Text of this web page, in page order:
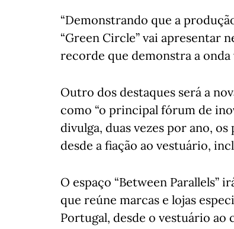
“Demonstrando que a
“Green Circle” vai apresentar
recorde que demonstra a onda
Outro dos destaques será a
como “o principal fórum de
divulga, duas vezes por ano,
desde a fiação ao vestuário,
O espaço “Between Parallels”
que reúne marcas e lojas
Portugal, desde o vestuário ao